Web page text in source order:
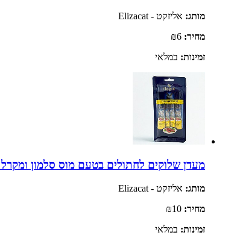
מותג: אליזקט - Elizacat
מחיר:
זמינות: במלאי
מעדן שלוקים לחתולים בטעם מוס סלמון ומקרל 60 גרם | ELIZACAT
מותג: אליזקט - Elizacat
מחיר:
זמינות: במלאי